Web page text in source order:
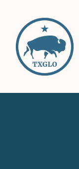
content